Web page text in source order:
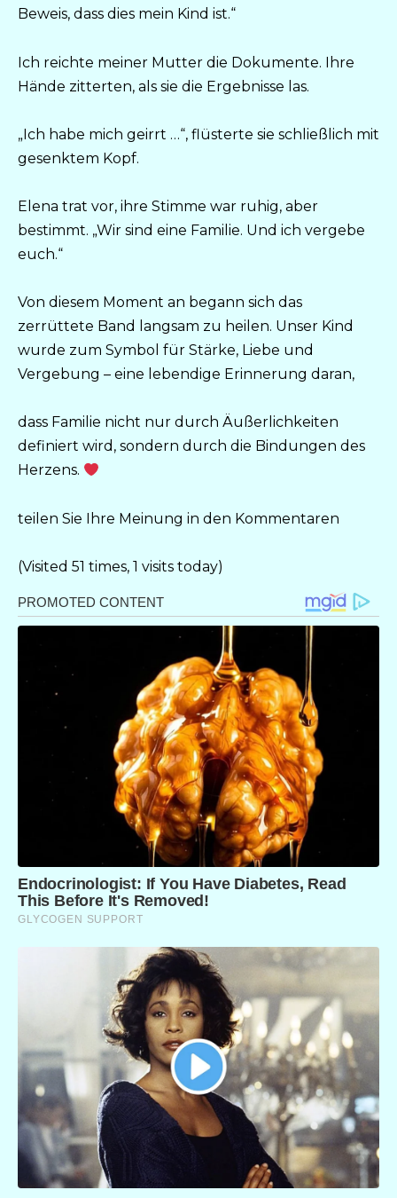
Beweis, dass dies mein Kind ist.“
Ich reichte meiner Mutter die Dokumente. Ihre
Hände zitterten, als sie die Ergebnisse las.
„Ich habe mich geirrt …“, flüsterte sie schließlich mit
gesenktem Kopf.
Elena trat vor, ihre Stimme war ruhig, aber
bestimmt. „Wir sind eine Familie. Und ich vergebe
euch.“
Von diesem Moment an begann sich das
zerrüttete Band langsam zu heilen. Unser Kind
wurde zum Symbol für Stärke, Liebe und
Vergebung – eine lebendige Erinnerung daran,
dass Familie nicht nur durch Äußerlichkeiten
definiert wird, sondern durch die Bindungen des
Herzens.
teilen Sie Ihre Meinung in den Kommentaren
(Visited 51 times, 1 visits today)